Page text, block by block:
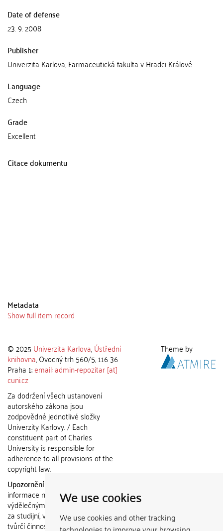
We use cookies
We use cookies and other tracking
Date of defense
23. 9. 2008
Publisher
Univerzita Karlova, Farmaceutická fakulta v Hradci Králové
Language
Czech
Grade
Excellent
Citace dokumentu
Metadata
Show full item record
© 2025 Univerzita Karlova,Ústřední
knihovna, Ovocný trh 560/5, 116 36
Praha 1;email: admin-repozitar [at]
cuni.cz
Za dodržení všech ustanovení
autorského zákona jsou
zodpovědné jednotlivé složky
Univerzity Karlovy. / Each
constituent part of Charles
University is responsible for
adherence to all provisions of the
copyright law.
Upozornění / Notice:
informace nemohou být použity k
výdělečným účelům nebo vydávány
za studijní, vědeckou nebo jinou
tvůrčí činnost jiné osoby než autora.
Theme by